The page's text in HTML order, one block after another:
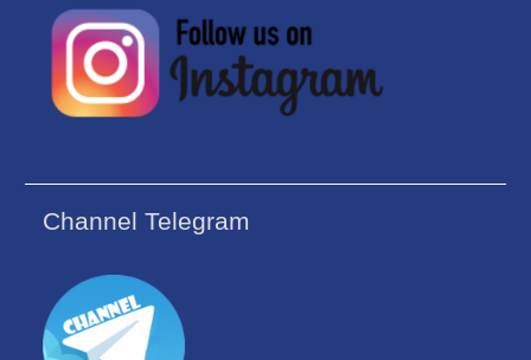
Channel Telegram